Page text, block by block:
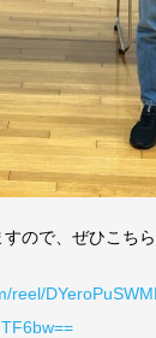
ので、ぜひこち
reel/